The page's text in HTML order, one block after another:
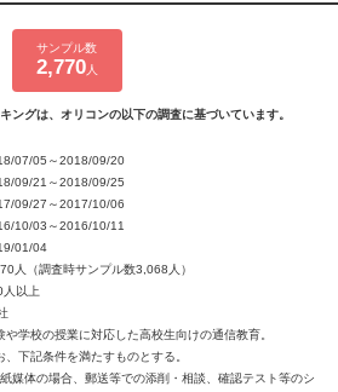
サンプル数
2,770人
ングは、オリコンの以下の調査に基づいています。
07/05～2018/09/20
09/21～2018/09/25
09/27～2017/10/06
10/03～2016/10/11
01/04
人（調査時サンプル数3,068人）
人以上
や学校の授業に対応した高校生向けの通信教育。
、下記条件を満たすものとする。
媒体の場合、郵送等での添削・相談、確認テスト等のシ